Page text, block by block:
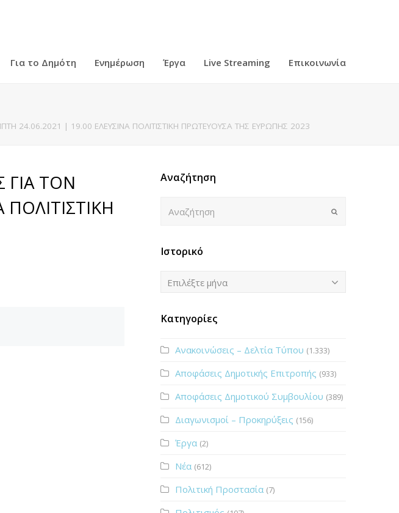
Για το Δημότη Ενημέρωση Έργα Live Streaming Επικοινωνία
24.06.2021 | 19.00 ΕΛΕΥΣΙΝΑ ΠΟΛΙΤΙΣΤΙΚΗ ΠΡΩΤΕΥΟΥΣΑ ΤΗΣ ΕΥΡΩΠΗΣ 2023
ΓΙΑ ΤΟΝ
Αναζήτηση
Ιστορικό
Ιστορικό
Επιλέξτε μήνα
Κατηγορίες
Ανακοινώσεις – Δελτία Τύπου (1.333)
Αποφάσεις Δημοτικής Επιτροπής (933)
Αποφάσεις Δημοτικού Συμβουλίου (389)
Διαγωνισμοί – Προκηρύξεις (156)
Έργα (2)
Νέα (612)
Πολιτική Προστασία (7)